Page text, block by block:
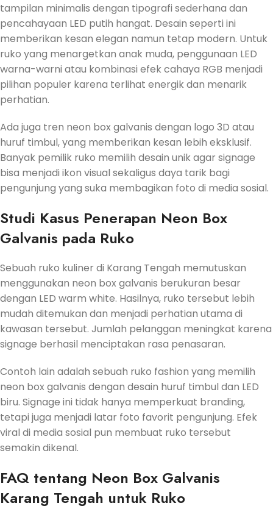
tampilan minimalis dengan tipografi sederhana dan
pencahayaan LED putih hangat. Desain seperti ini
memberikan kesan elegan namun tetap modern. Untuk
ruko yang menargetkan anak muda, penggunaan LED
warna-warni atau kombinasi efek cahaya RGB menjadi
pilihan populer karena terlihat energik dan menarik
perhatian.
Ada juga tren neon box galvanis dengan logo 3D atau
huruf timbul, yang memberikan kesan lebih eksklusif.
Banyak pemilik ruko memilih desain unik agar signage
bisa menjadi ikon visual sekaligus daya tarik bagi
pengunjung yang suka membagikan foto di media sosial.
Studi Kasus Penerapan Neon Box
Galvanis pada Ruko
Sebuah ruko kuliner di Karang Tengah memutuskan
menggunakan neon box galvanis berukuran besar
dengan LED warm white. Hasilnya, ruko tersebut lebih
mudah ditemukan dan menjadi perhatian utama di
kawasan tersebut. Jumlah pelanggan meningkat karena
signage berhasil menciptakan rasa penasaran.
Contoh lain adalah sebuah ruko fashion yang memilih
neon box galvanis dengan desain huruf timbul dan LED
biru. Signage ini tidak hanya memperkuat branding,
tetapi juga menjadi latar foto favorit pengunjung. Efek
viral di media sosial pun membuat ruko tersebut
semakin dikenal.
FAQ tentang Neon Box Galvanis
Karang Tengah untuk Ruko